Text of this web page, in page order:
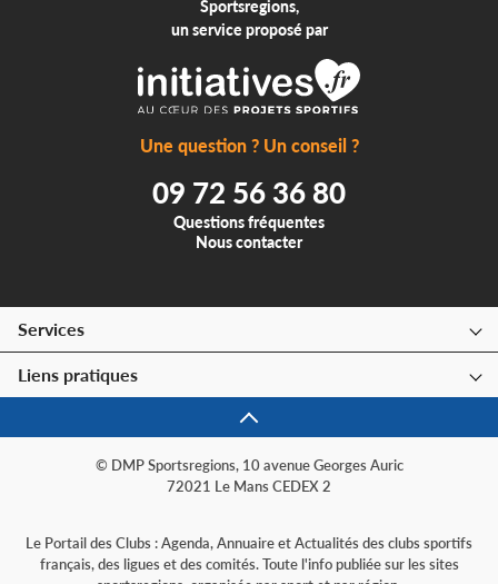
Sportsregions,
un service proposé par
Une question ? Un conseil ?
09 72 56 36 80
Questions fréquentes
Nous contacter
Services
Liens pratiques
© DMP Sportsregions, 10 avenue Georges Auric
72021 Le Mans CEDEX 2
Le Portail des Clubs : Agenda, Annuaire et Actualités des clubs sportifs
français, des ligues et des comités. Toute l'info publiée sur les sites